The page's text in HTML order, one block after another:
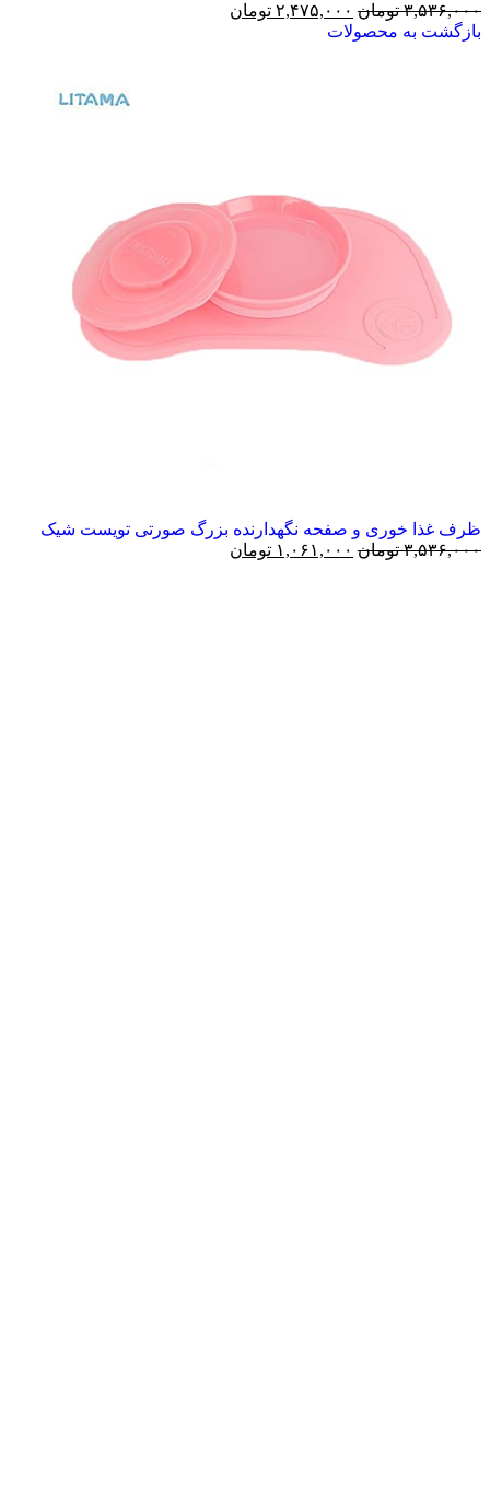
۳,۵۳۶,۰۰۰ تومان ۲,۴۷۵,۰۰۰ تومان
بازگشت به محصولات
ظرف غذا خوری و صفحه نگهدارنده بزرگ صورتی تویست شیک
۳,۵۳۶,۰۰۰ تومان ۱,۰۶۱,۰۰۰ تومان